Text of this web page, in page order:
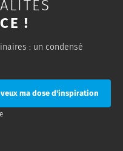
!
: un condensé